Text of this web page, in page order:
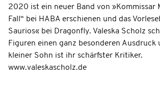
2020 ist ein neuer Band von »Kommissar
Fall“ bei HABA erschienen und das
Saurios« bei Dragonfly. Valeska Scholz
Figuren einen ganz besonderen Ausdruck
kleiner Sohn ist ihr schärfster Kritiker.
www.valeskascholz.de